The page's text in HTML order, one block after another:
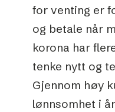
for venting er
og betale når
korona har
tenke nytt og
Gjennom høy
lønnsomhet i